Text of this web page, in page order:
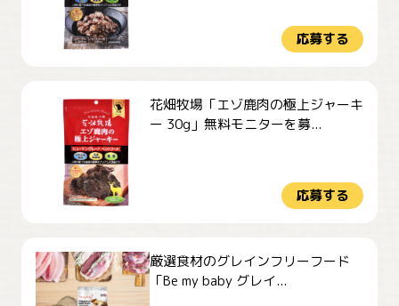
応募する
花畑牧場「エゾ鹿肉の極上ジャーキ
ー 30g」無料モニターを募...
応募する
厳選食材のグレインフリーフード
「Be my baby グレイ...